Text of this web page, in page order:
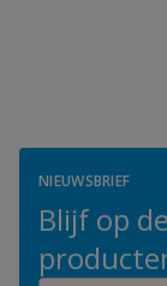
NIEUWSBRIEF
Blijf op